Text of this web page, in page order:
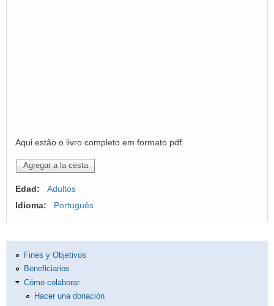
Aqui estão o livro completo em formato pdf.
Edad:
Adultos
Idioma:
Português
Fines y Objetivos
Beneficiarios
Cómo colaborar
Hacer una donación